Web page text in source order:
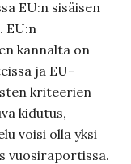
EU:n sisäisen
EU:n
kannalta on
ja EU-
kriteerien
kidutus,
voisi olla yksi
vuosiraportissa.